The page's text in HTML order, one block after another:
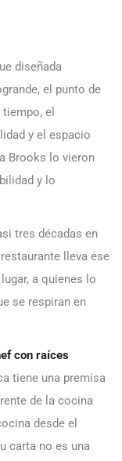
diseñada
el punto de
el
y el espacio
Brooks lo vieron
y lo
tres décadas en
lleva ese
a quienes lo
se respiran en
con raíces
tiene una premisa
de la cocina
desde el
carta no es una